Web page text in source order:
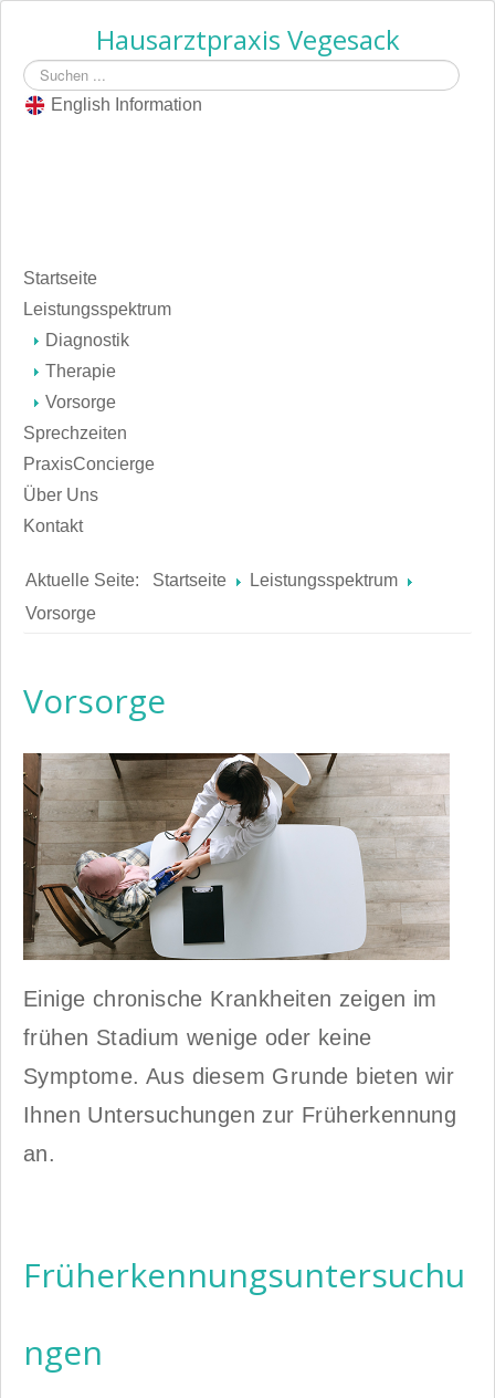
Hausarztpraxis Vegesack
Suchen
...
English Information
Startseite
Leistungsspektrum
Diagnostik
Therapie
Vorsorge
Sprechzeiten
PraxisConcierge
Über Uns
Kontakt
Aktuelle Seite: Startseite
Leistungsspektrum
Vorsorge
Vorsorge
Einige chronische Krankheiten zeigen im
frühen Stadium wenige oder keine
Symptome. Aus diesem Grunde bieten wir
Ihnen Untersuchungen zur Früherkennung
an.
Früherkennungsuntersuchu
ngen